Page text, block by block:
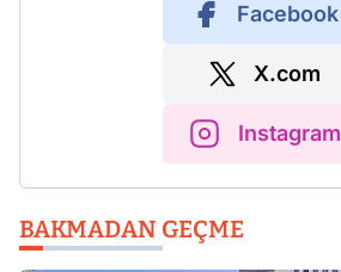
Facebook
X.com
Instagram
BAKMADAN GEÇME